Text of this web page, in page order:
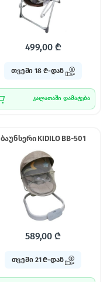
499,00 ₾
თვეში 18 ₾-დან
კალათაში დამატება
ბაუნსერი KIDILO BB-501
589,00₾
თვეში 21 ₾-დან